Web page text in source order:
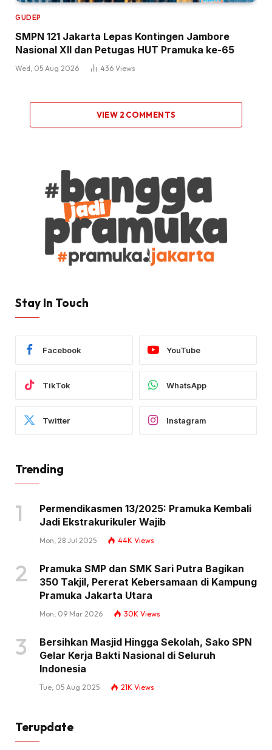
GUDEP
SMPN 121 Jakarta Lepas Kontingen Jambore
Nasional XII dan Petugas HUT Pramuka ke-65
Wed, 05 Aug 2026 436 Views
VIEW 2 COMMENTS
Stay In Touch
Facebook YouTube
TikTok WhatsApp
Twitter Instagram
Trending
Permendikasmen 13/2025: Pramuka Kembali
Jadi Ekstrakurikuler Wajib
Mon, 28 Jul 2025 44K Views
Pramuka SMP dan SMK Sari Putra Bagikan
350 Takjil, Pererat Kebersamaan di Kampung
Pramuka Jakarta Utara
Mon, 09 Mar 2026 30K Views
Bersihkan Masjid Hingga Sekolah, Sako SPN
Gelar Kerja Bakti Nasional di Seluruh
Indonesia
Tue, 05 Aug 2025 21K Views
Terupdate